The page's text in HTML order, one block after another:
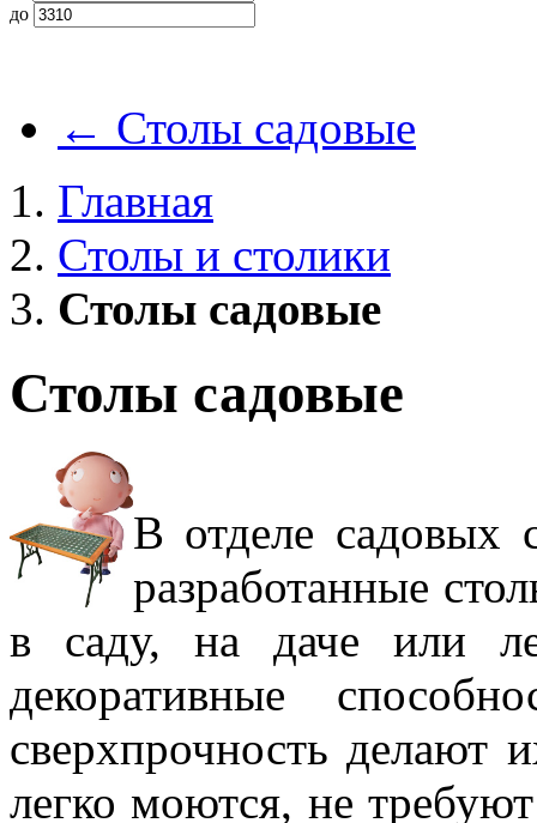
до
← Столы садовые
Главная
Столы и столики
Столы садовые
Столы садовые
В отделе садовых
разработанные
в саду, на даче или
декоративные
сверхпрочность
легко моются, не